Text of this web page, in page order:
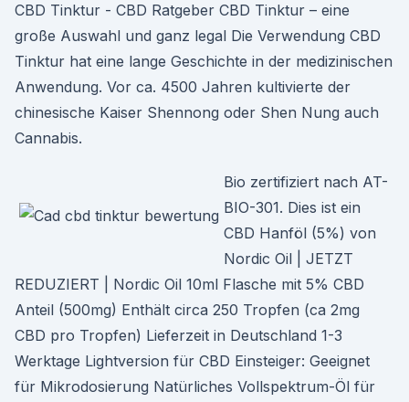
CBD Tinktur - CBD Ratgeber CBD Tinktur – eine
große Auswahl und ganz legal Die Verwendung CBD
Tinktur hat eine lange Geschichte in der medizinischen
Anwendung. Vor ca. 4500 Jahren kultivierte der
chinesische Kaiser Shennong oder Shen Nung auch
Cannabis.
Bio zertifiziert nach AT-
BIO-301. Dies ist ein
CBD Hanföl (5%) von
Nordic Oil | JETZT
REDUZIERT | Nordic Oil 10ml Flasche mit 5% CBD
Anteil (500mg) Enthält circa 250 Tropfen (ca 2mg
CBD pro Tropfen) Lieferzeit in Deutschland 1-3
Werktage Lightversion für CBD Einsteiger: Geeignet
für Mikrodosierung Natürliches Vollspektrum-Öl für